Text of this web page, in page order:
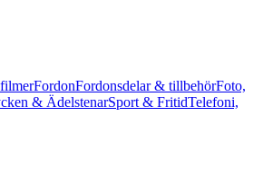
FordonFordonsdelar & tillbehörFoto,
& ÄdelstenarSport & FritidTelefoni,